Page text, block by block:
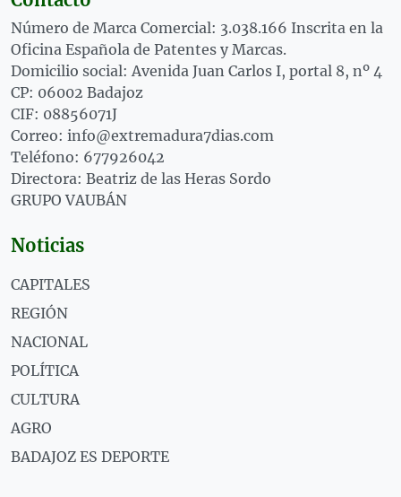
Número de Marca Comercial: 3.038.166 Inscrita en la
Oficina Española de Patentes y Marcas.
Domicilio social: Avenida Juan Carlos I, portal 8, nº 4
CP: 06002 Badajoz
CIF: 08856071J
Correo: info@extremadura7dias.com
Teléfono: 677926042
Directora: Beatriz de las Heras Sordo
GRUPO VAUBÁN
Noticias
CAPITALES
REGIÓN
NACIONAL
POLÍTICA
CULTURA
AGRO
BADAJOZ ES DEPORTE